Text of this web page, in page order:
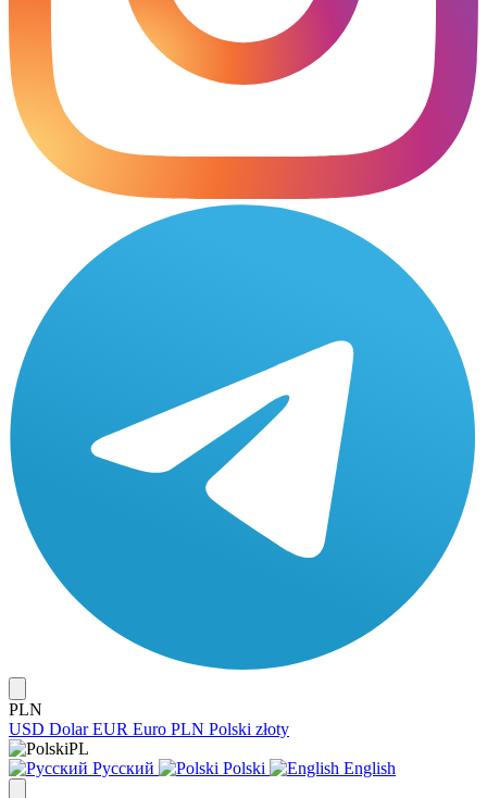
PLN
USD Dolar EUR Euro PLN Polski złoty
PL
Русский
Polski English